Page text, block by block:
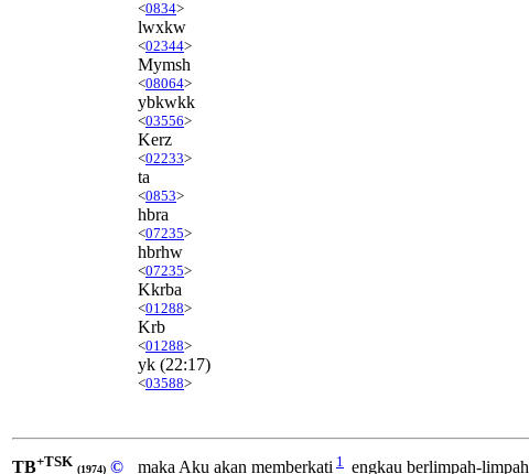
<0834>
lwxkw
<02344>
Mymsh
<08064>
ybkwkk
<03556>
Kerz
<02233>
ta
<0853>
hbra
<07235>
hbrhw
<07235>
Kkrba
<01288>
Krb
<01288>
yk (22:17)
<03588>
TB+TSK (1974) © maka Aku akan memberkati 1 engkau berlimpah-limpah